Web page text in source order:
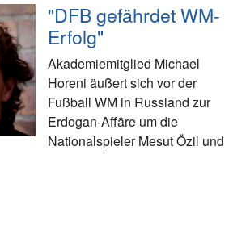
"DFB gefährdet WM-
Erfolg"
Akademiemitglied Michael
Horeni äußert sich vor der
Fußball WM in Russland zur
Erdogan-Affäre um die
Nationalspieler Mesut Özil und